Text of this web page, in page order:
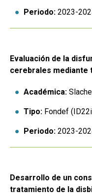
Periodo: 2023-
Evaluación de la
cerebrales mediante
Académica:
Tipo: Fondef
Periodo: 2023-
Desarrollo de un
tratamiento de la